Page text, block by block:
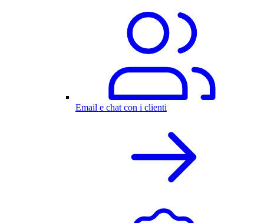
Email e chat con i clienti